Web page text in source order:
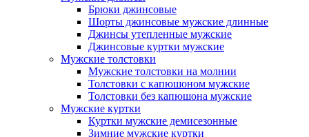
Брюки джинсовые
Шорты джинсовые мужские длинные
Джинсы утепленные мужские
Джинсовые куртки мужские
Мужские толстовки
Мужские толстовки на молнии
Толстовки с капюшоном мужские
Толстовки без капюшона мужские
Мужские куртки
Куртки мужские демисезонные
Зимние мужские куртки